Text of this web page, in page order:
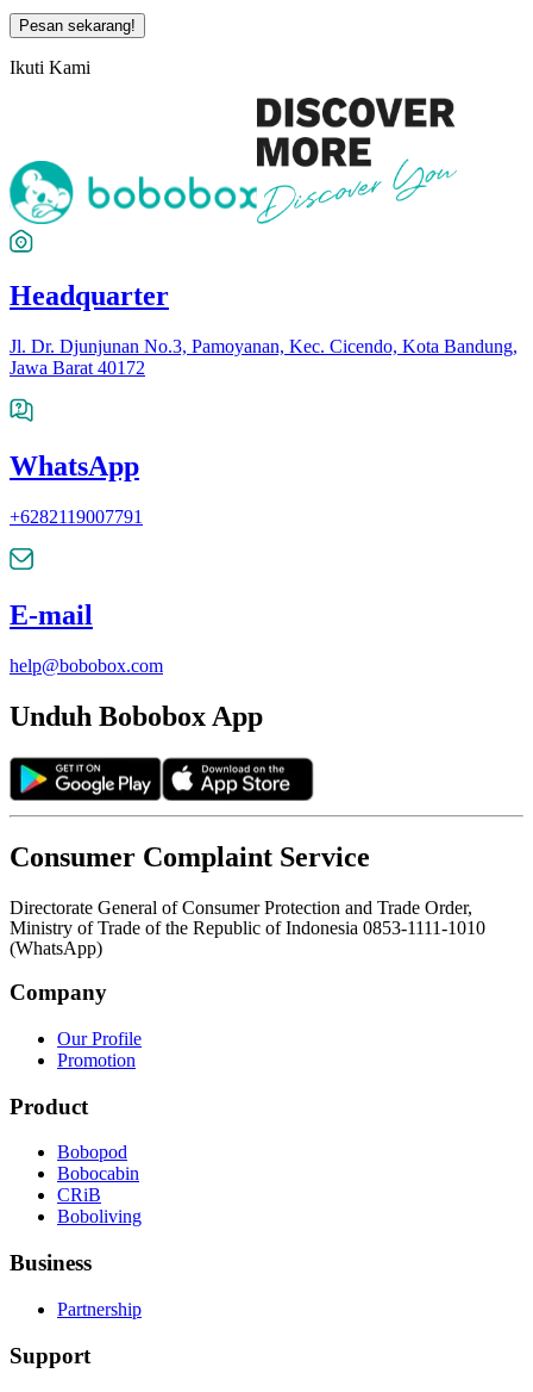
Pesan sekarang!
Ikuti Kami
Headquarter
Jl. Dr. Djunjunan No.3, Pamoyanan, Kec. Cicendo, Kota Bandung,
Jawa Barat 40172
WhatsApp
+6282119007791
E-mail
help@bobobox.com
Unduh Bobobox App
Consumer Complaint Service
Directorate General of Consumer Protection and Trade Order,
Ministry of Trade of the Republic of Indonesia 0853-1111-1010
(WhatsApp)
Company
Our Profile
Promotion
Product
Bobopod
Bobocabin
CRiB
Boboliving
Business
Partnership
Support